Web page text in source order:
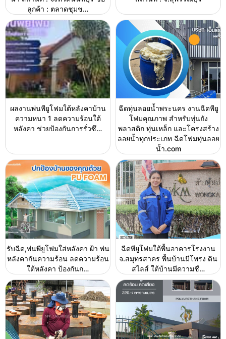
ลูกค้า : ตลาดชุมช…
ผลงานพ่นพียูโฟมใต้หลังคาบ้าน
ความหนา 1 ลดความร้อนใต้
หลังคา ช่วยป้องกันการรั่วซึ…
ฉีดทุ่นลอยน้ำพระนคร งานฉีดพียู
โฟมคุณภาพ สำหรับทุ่นถัง
พลาสติก ทุ่นเหล็ก และโครงสร้าง
ลอยน้ำทุกประเภท ฉีดโฟมทุ่นลอย
น้ำ.com
รับฉีด,พ่นพียูโฟมใส่หลังคา ฝ้า พ่น
หลังคากันความร้อน ลดความร้อน
ใต้หลังคา ป้องกันก…
ฉีดพียูโฟมใต้พื้นอาคารโรงงาน
จ.สมุทรสาคร พื้นบ้านมีโพรง ดิน
สไลส์ ใต้บ้านมีความชื…